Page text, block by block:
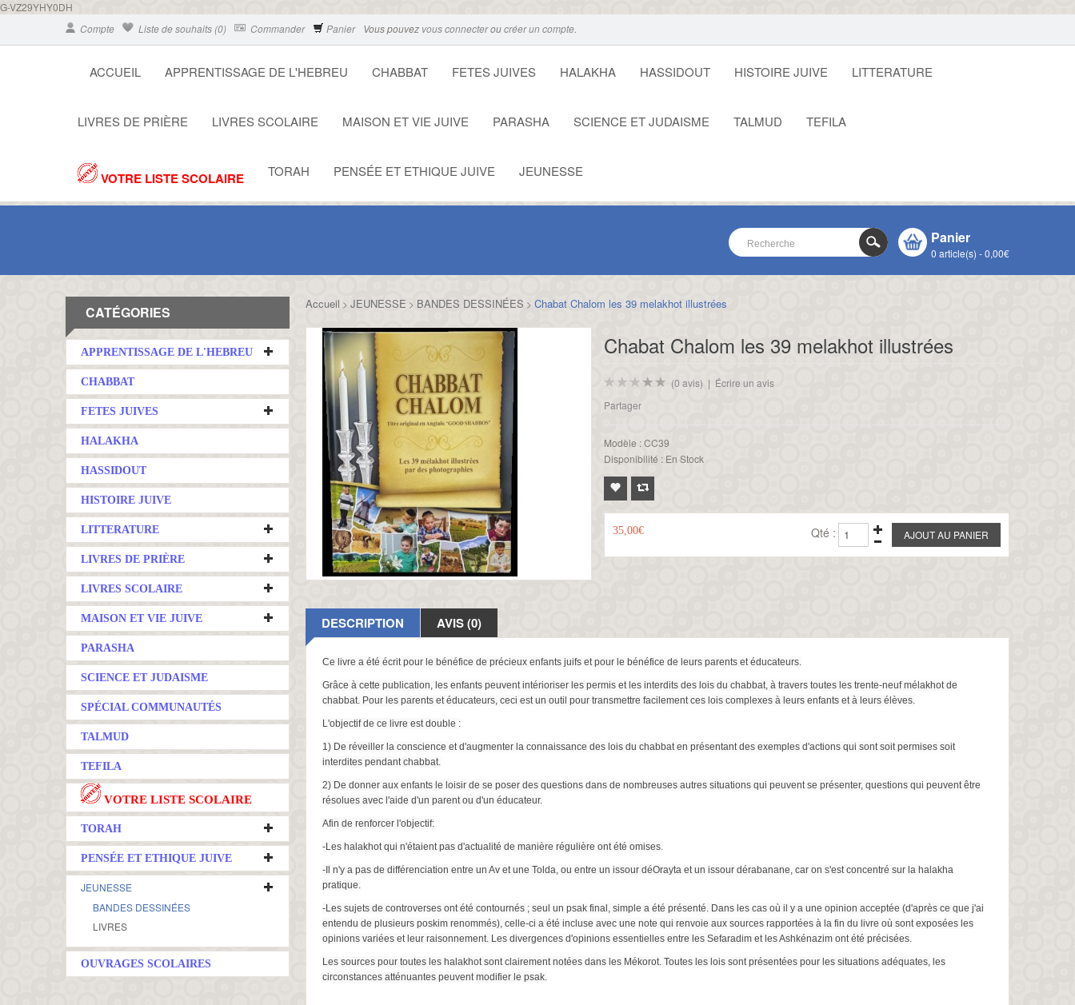
G-VZ29YHY0DH
Compte
Liste de souhaits (0) Commander Panier Vous pouvez vous connecteroucréer un compte.
ACCUEIL APPRENTISSAGE DE L'HEBREU CHABBAT FETES JUIVES HALAKHA HASSIDOUT HISTOIRE JUIVE LITTERATURE
LIVRES DE PRIÈRE LIVRES SCOLAIRE MAISON ET VIE JUIVE PARASHA SCIENCE ET JUDAISME TALMUD TEFILA
VOTRE LISTE SCOLAIRE TORAH PENSÉE ET ETHIQUE JUIVE JEUNESSE
Panier
0 article(s) - 0,00€
CATÉGORIES
APPRENTISSAGE DE L'HEBREU
CHABBAT
FETES JUIVES
HALAKHA
HASSIDOUT
HISTOIRE JUIVE
LITTERATURE
LIVRES DE PRIÈRE
LIVRES SCOLAIRE
MAISON ET VIE JUIVE
PARASHA
SCIENCE ET JUDAISME
SPÉCIAL COMMUNAUTÉS
TALMUD
TEFILA
VOTRE LISTE SCOLAIRE
TORAH
PENSÉE ET ETHIQUE JUIVE
JEUNESSE
BANDES DESSINÉES
LIVRES
OUVRAGES SCOLAIRES
Accueil > JEUNESSE > BANDES DESSINÉES > Chabat Chalom les 39 melakhot illustrées
Chabat Chalom les 39 melakhot illustrées
(0 avis) | Écrire un avis
Partager
Modèle :CC39
Disponibilité :En Stock
35,00€ Qté :
DESCRIPTION AVIS (0)
Ce livre a été écrit pour le bénéfice de précieux enfants juifs et pour le bénéfice de leurs parents et éducateurs.
Grâce à cette publication, les enfants peuvent intérioriser les permis et les interdits des lois du chabbat, à travers toutes les trente-neuf mélakhot de
chabbat. Pour les parents et éducateurs, ceci est un outil pour transmettre facilement ces lois complexes à leurs enfants et à leurs élèves.
L'objectif de ce livre est double :
1) De réveiller la conscience et d'augmenter la connaissance des lois du chabbat en présentant des exemples d'actions qui sont soit permises soit
interdites pendant chabbat.
2) De donner aux enfants le loisir de se poser des questions dans de nombreuses autres situations qui peuvent se présenter, questions qui peuvent être
résolues avec l'aide d'un parent ou d'un éducateur.
Afin de renforcer l'objectif:
-Les halakhot qui n'étaient pas d'actualité de manière régulière ont été omises.
-Il n'y a pas de différenciation entre un Av et une Tolda, ou entre un issour déOrayta et un issour dérabanane, car on s'est concentré sur la halakha
pratique.
-Les sujets de controverses ont été contournés ; seul un psak final, simple a été présenté. Dans les cas où il y a une opinion acceptée (d'après ce que j'ai
entendu de plusieurs poskim renommés), celle-ci a été incluse avec une note qui renvoie aux sources rapportées à la fin du livre où sont exposées les
opinions variées et leur raisonnement. Les divergences d'opinions essentielles entre les Sefaradim et les Ashkénazim ont été précisées.
Les sources pour toutes les halakhot sont clairement notées dans les Mékorot. Toutes les lois sont présentées pour les situations adéquates, les
circonstances atténuantes peuvent modifier le psak.